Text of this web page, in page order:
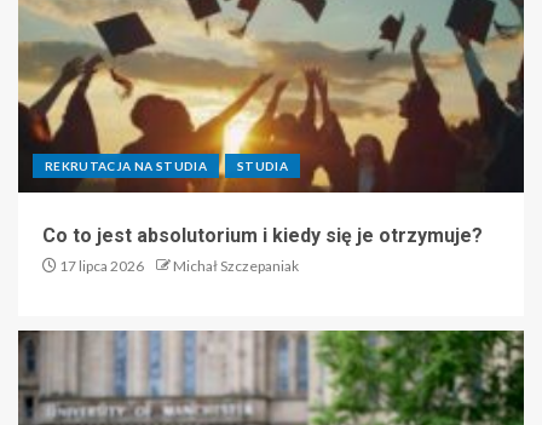
REKRUTACJA NA STUDIA STUDIA
Co to jest absolutorium i kiedy się je otrzymuje?
17 lipca 2026 Michał Szczepaniak